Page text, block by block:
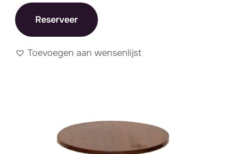
Reserveer
Toevoegen aan wensenlijst